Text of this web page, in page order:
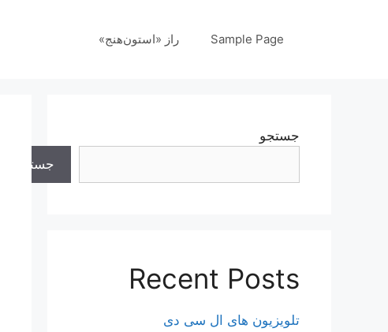
Sample Page راز «استون‌هنج»
جستجو
جستجو
Recent Posts
تلویزیون های ال سی دی